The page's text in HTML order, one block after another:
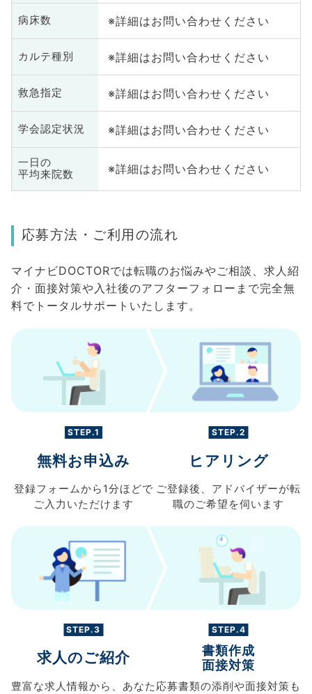
病床数 ※詳細はお問い合わせください
カルテ種別 ※詳細はお問い合わせください
救急指定 ※詳細はお問い合わせください
学会認定状況 ※詳細はお問い合わせください
一日の
平均来院数
※詳細はお問い合わせください
応募方法・ご利用の流れ
マイナビDOCTORでは転職のお悩みやご相談、求人紹
介・面接対策や入社後のアフターフォローまで完全無
料でトータルサポートいたします。
STEP.1
無料お申込み
登録フォームから 1分ほどで
ご入力 いただけます
STEP.2
ヒアリング
ご登録後、 アドバイザーが転
職のご希望を伺います
STEP.3
求人のご紹介
豊富な求人情報から、 あなた
STEP.4
書類作成
面接対策
応募書類の添削や面接対策も